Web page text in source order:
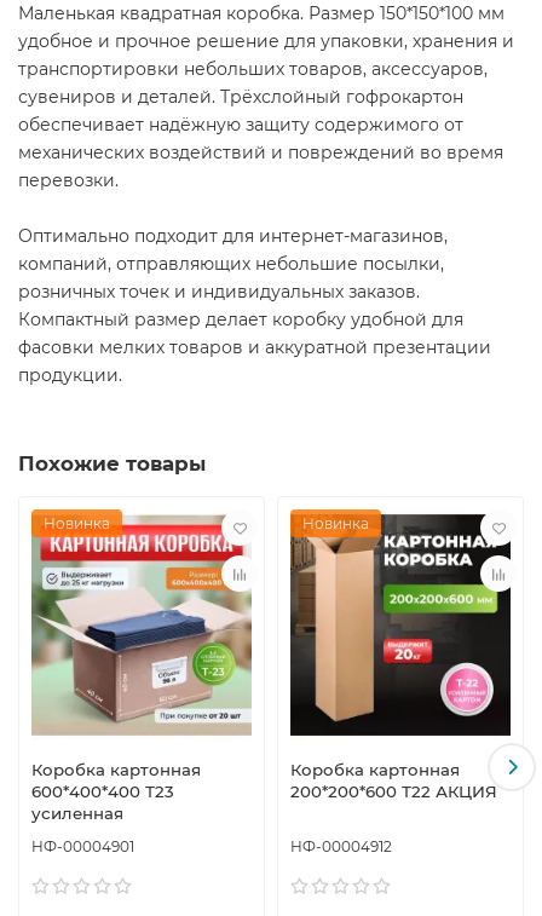
Маленькая квадратная коробка. Размер 150*150*100 мм
удобное и прочное решение для упаковки, хранения и
транспортировки небольших товаров, аксессуаров,
сувениров и деталей. Трёхслойный гофрокартон
обеспечивает надёжную защиту содержимого от
механических воздействий и повреждений во время
перевозки.
Оптимально подходит для интернет-магазинов,
компаний, отправляющих небольшие посылки,
розничных точек и индивидуальных заказов.
Компактный размер делает коробку удобной для
фасовки мелких товаров и аккуратной презентации
продукции.
Похожие товары
Новинка
Коробка картонная
600*400*400 Т23
усиленная
НФ-00004901
Новинка
Коробка картонная
200*200*600 Т22 АКЦИЯ
НФ-00004912